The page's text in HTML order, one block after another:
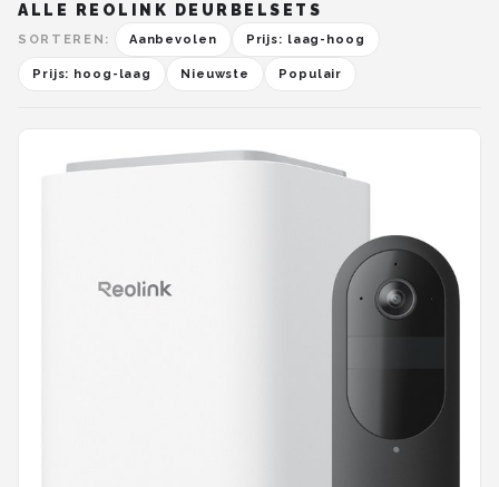
ALLE REOLINK DEURBELSETS
SORTEREN: Aanbevolen Prijs: laag-hoog
Prijs: hoog-laag Nieuwste Populair